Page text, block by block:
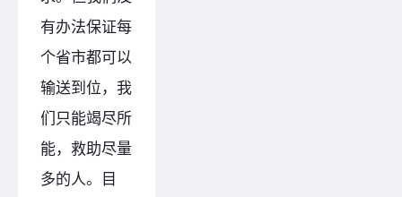
有办法保证每
个省市都可以
输送到位，我
们只能竭尽所
能，救助尽量
多的人。目